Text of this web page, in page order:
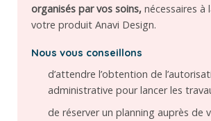
organisés par vos soins, nécessaires à
votre produit Anavi Design.
Nous vous conseillons
d’attendre l’obtention de
administrative pour lancer les
de réserver un planning auprès de